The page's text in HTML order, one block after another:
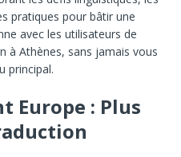
pratiques pour bâtir une
avec les utilisateurs de
à Athènes, sans jamais vous
principal.
Europe : Plus